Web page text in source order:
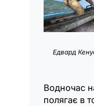
Едвард
Водночас
полягає в